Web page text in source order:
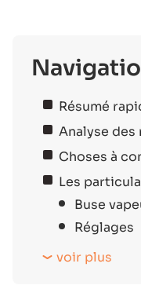
Résumé
Analyse
Choses à
Les
Buse
Réglages
voir plus